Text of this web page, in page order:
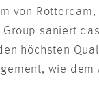
von
saniert
höchsten
wie dem